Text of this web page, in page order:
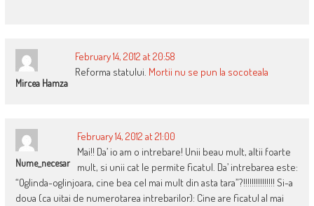
Mircea Hamza
February 14, 2012 at 20:58
Reforma statului. Mortii nu se pun la socoteala
Nume_necesar
February 14, 2012 at 21:00
Mai!! Da’ io am o intrebare! Unii beau mult, altii foarte
mult, si unii cat le permite ficatul. Da’ intrebarea este:
“Oglinda-oglinjoara, cine bea cel mai mult din asta tara”?!!!!!!!!!!!!!!! Si-a
doua (ca uitai de numerotarea intrebarilor): Cine are ficatul al mai